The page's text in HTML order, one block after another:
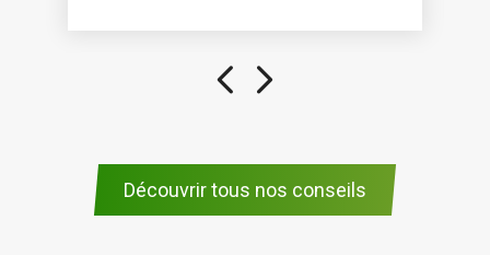
Découvrir tous nos conseils